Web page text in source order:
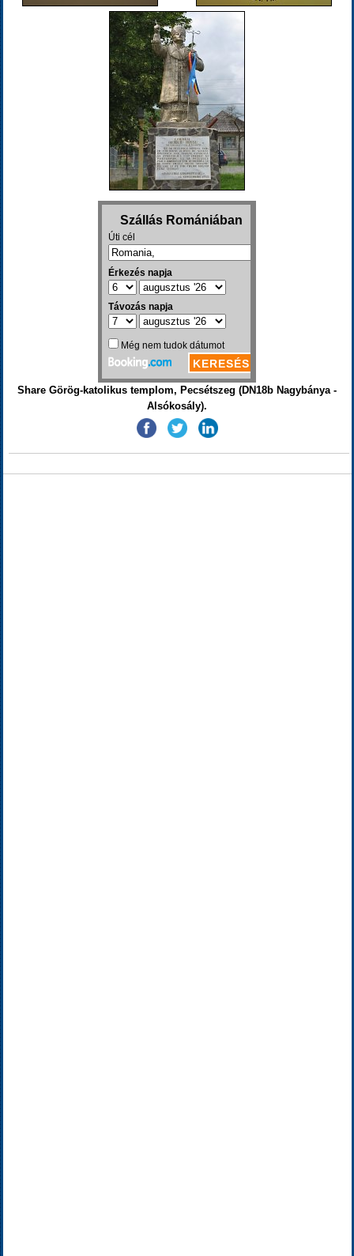
Share Görög-katolikus templom, Pecsétszeg (DN18b Nagybánya -
Alsókosály).